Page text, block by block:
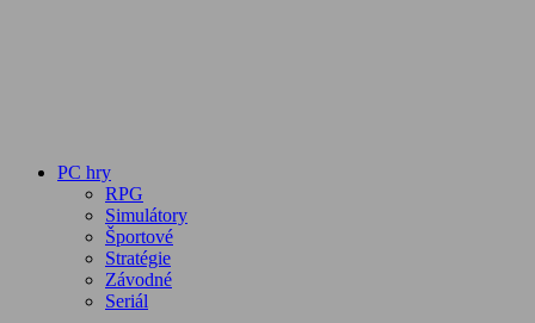
PC hry
RPG
Simulátory
Športové
Stratégie
Závodné
Seriál